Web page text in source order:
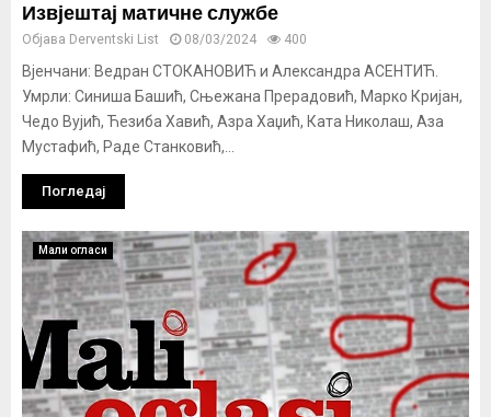
Извјештај матичне службе
Објава Derventski List 08/03/2024 400
Вјенчани: Ведран СТОКАНОВИЋ и Александра АСЕНТИЋ.
Умрли: Синиша Башић, Сњежана Прерадовић, Марко Кријан,
Чедо Вујић, Ћезиба Хавић, Азра Хаџић, Ката Николаш, Аза
Мустафић, Раде Станковић,...
Погледај
Мали огласи